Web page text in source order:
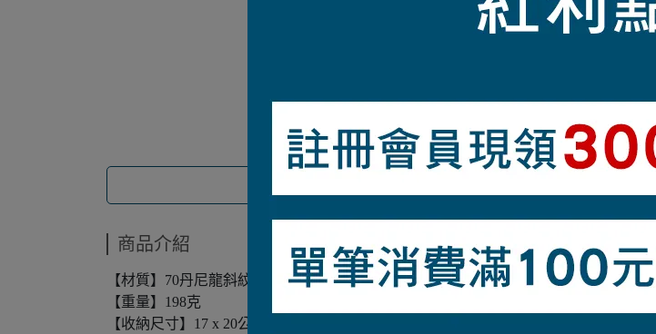
商品介紹
【材質】70丹尼龍斜紋防撕裂布料（聚氨酯塗層）
【重量】198克
【收納尺寸】17 x 20公分